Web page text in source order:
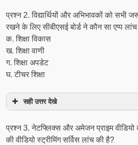
प्रश्‍न 2. विद्यार्थियों और अभिभावकों को सभी
रखने के लिए सीबीएसई बोर्ड ने कौन सा एप्प
क. शिक्षा विकास
ख. शिक्षा वाणी
ग. शिक्षा अपडेट
घ. टीचर शिक्षा
सही उत्तर देखे
प्रश्‍न 3. नेटफ्लिक्स और अमेजन प्राइम
की वीडियो स्ट्रीमिंग सर्विस लांच की है?